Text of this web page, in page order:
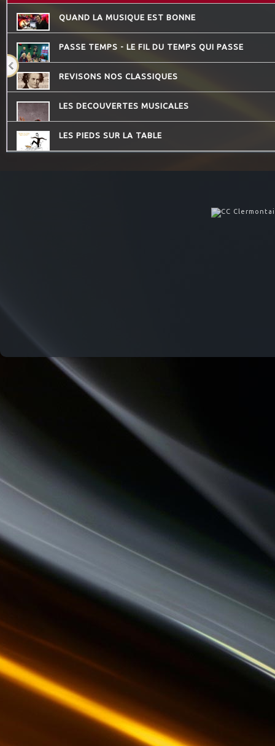
QUAND LA MUSIQUE EST BONNE
PASSE TEMPS - LE FIL DU TEMPS QUI PASSE
REVISONS NOS CLASSIQUES
LES DECOUVERTES MUSICALES
LES PIEDS SUR LA TABLE
CHECKPOINT
DREADA SOUND STATION
ATELIERS RADIOPHONIQUES
CHEMINS DU JAZZ
HISTOIRES D'OC